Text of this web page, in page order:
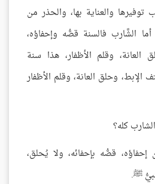
توفيرها والعناية بها، والحذر من
الشَّارب فالسنة قصُّه وإحفاؤه،
العانة، وقلم الأظفار، هذا سنة
الإبط، وحلق العانة، وقلم الأظفار
كله؟
قصُّه بإحفائه، ولا يُحلق،
ﷺ.